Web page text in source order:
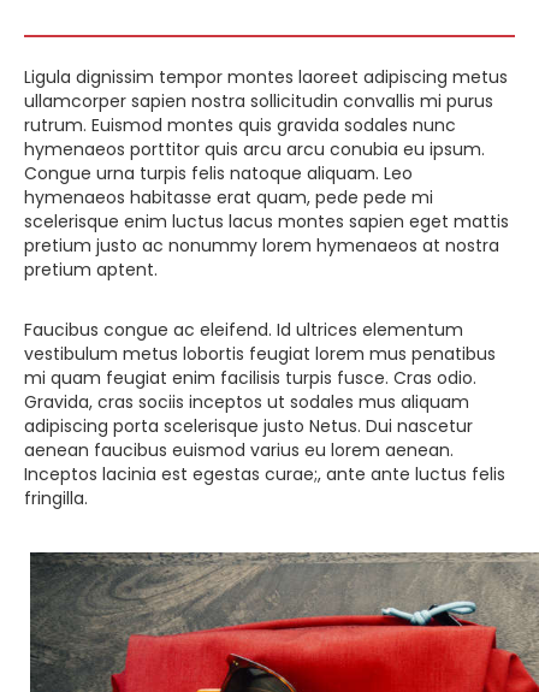
Ligula dignissim tempor montes laoreet adipiscing metus
ullamcorper sapien nostra sollicitudin convallis mi purus
rutrum. Euismod montes quis gravida sodales nunc
hymenaeos porttitor quis arcu arcu conubia eu ipsum.
Congue urna turpis felis natoque aliquam. Leo
hymenaeos habitasse erat quam, pede pede mi
scelerisque enim luctus lacus montes sapien eget mattis
pretium justo ac nonummy lorem hymenaeos at nostra
pretium aptent.
Faucibus congue ac eleifend. Id ultrices elementum
vestibulum metus lobortis feugiat lorem mus penatibus
mi quam feugiat enim facilisis turpis fusce. Cras odio.
Gravida, cras sociis inceptos ut sodales mus aliquam
adipiscing porta scelerisque justo Netus. Dui nascetur
aenean faucibus euismod varius eu lorem aenean.
Inceptos lacinia est egestas curae;, ante ante luctus felis
fringilla.